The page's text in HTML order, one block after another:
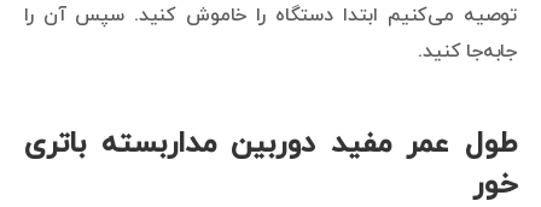
توصیه می‌کنیم ابتدا دستگاه را خاموش کنید. سپس آن را
جابه‌جا کنید.
طول عمر مفید دوربین مداربسته باتری
خور